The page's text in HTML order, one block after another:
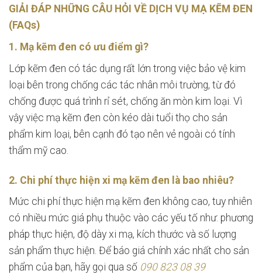
GIẢI ĐÁP NHỮNG CÂU HỎI VỀ DỊCH VỤ MẠ KẼM ĐEN
(FAQs)
1. Mạ kẽm đen có ưu điểm gì?
Lớp kẽm đen có tác dụng rất lớn trong việc bảo vệ kim
loại bên trong chống các tác nhân môi trường, từ đó
chống được quá trình rỉ sét, chống ăn mòn kim loại. Vì
vậy việc mạ kẽm đen còn kéo dài tuổi thọ cho sản
phẩm kim loại, bên cạnh đó tạo nên vẻ ngoài có tính
thẩm mỹ cao.
2. Chi phí thực hiện xi mạ kẽm đen là bao nhiêu?
Mức chi phí thực hiện mạ kẽm đen không cao, tuy nhiên
có nhiều mức giá phụ thuộc vào các yếu tố như: phương
pháp thực hiện, độ dày xi mạ, kích thước và số lượng
sản phẩm thực hiện. Để báo giá chính xác nhất cho sản
phẩm của bạn, hãy gọi qua số 090 823 08 39